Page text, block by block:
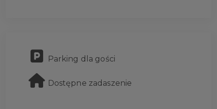
Parking dla gości
Dostępne zadaszenie